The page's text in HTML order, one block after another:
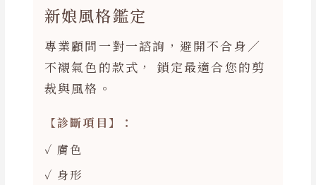
新娘風格鑑定
專業顧問一對一諮詢，避開不合身／
不襯氣色的款式， 鎖定最適合您的剪
裁與風格。
【診斷項目】：
✓ 膚色
✓ 身形